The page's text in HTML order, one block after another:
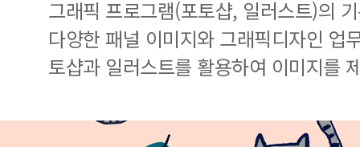
그래픽 프로그램(포토샵, 일러스트)의
다양한 패널 이미지와 그래픽디자인 업
토샵과 일러스트를 활용하여 이미지를